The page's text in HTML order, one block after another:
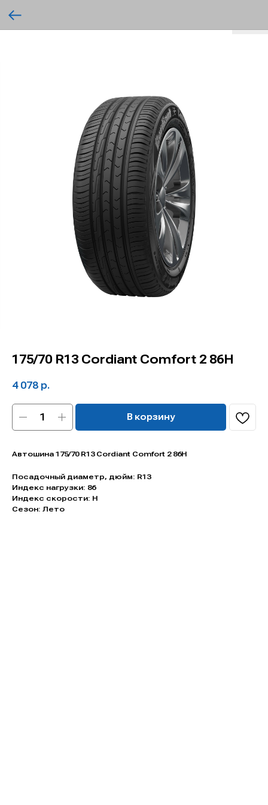
175/70 R13 Cordiant Comfort 2 86H
4 078 р.
В корзину
Автошина 175/70 R13 Cordiant Comfort 2 86H
Посадочный диаметр, дюйм: R13
Индекс нагрузки: 86
Индекс скорости: H
Сезон: Лето